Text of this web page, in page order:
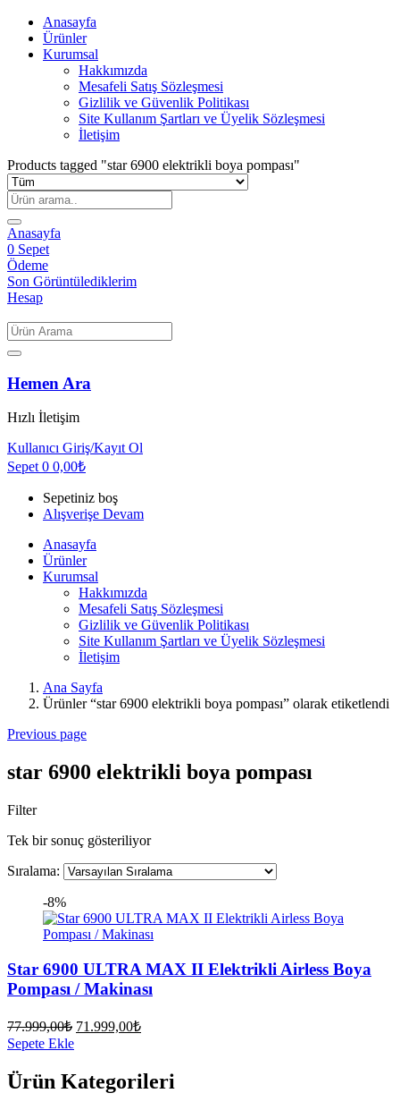
Anasayfa
Ürünler
Kurumsal
Hakkımızda
Mesafeli Satış Sözleşmesi
Gizlilik ve Güvenlik Politikası
Site Kullanım Şartları ve Üyelik Sözleşmesi
İletişim
Products tagged "star 6900 elektrikli boya pompası"
Anasayfa
0 Sepet
Ödeme
Son Görüntülediklerim
Hesap
Hemen Ara
Hızlı İletişim
Kullanıcı Giriş/Kayıt Ol
Sepet 0 0,00₺
Sepetiniz boş
Alışverişe Devam
Anasayfa
Ürünler
Kurumsal
Hakkımızda
Mesafeli Satış Sözleşmesi
Gizlilik ve Güvenlik Politikası
Site Kullanım Şartları ve Üyelik Sözleşmesi
İletişim
Ana Sayfa
Ürünler “star 6900 elektrikli boya pompası” olarak etiketlendi
Previous page
star 6900 elektrikli boya pompası
Filter
Tek bir sonuç gösteriliyor
Sıralama:
-8%
Star 6900 ULTRA MAX II Elektrikli Airless Boya
Pompası / Makinası
77.999,00₺ Orijinal
71.999,00₺Şu
71.999,00₺.
Sepete Ekle
Ürün Kategorileri